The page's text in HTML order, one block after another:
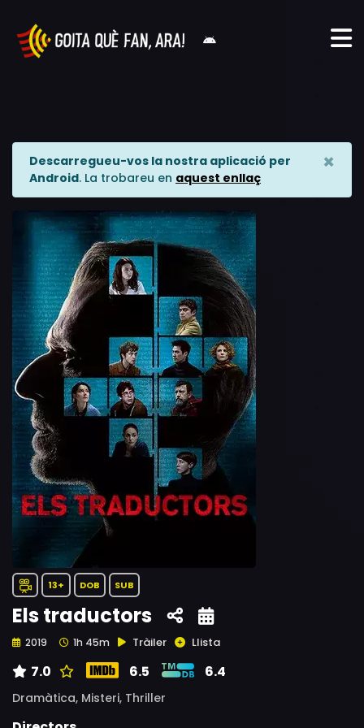
Descarregueu-vos la nostra aplicació per
Android. La trobareu en aquest enllaç
×
13+ DOB SUB
Els traductors
2019 1h 45m Tràiler Llista
7.0 6.5 6.4
Dramàtica, Misteri, Thriller